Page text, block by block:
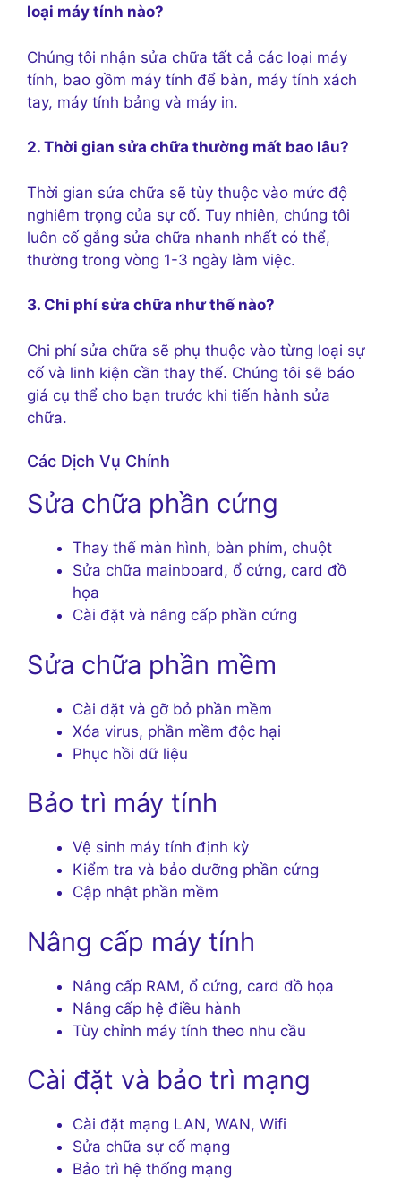
loại máy tính nào?
Chúng tôi nhận sửa chữa tất cả các loại máy
tính, bao gồm máy tính để bàn, máy tính xách
tay, máy tính bảng và máy in.
2. Thời gian sửa chữa thường mất bao lâu?
Thời gian sửa chữa sẽ tùy thuộc vào mức độ
nghiêm trọng của sự cố. Tuy nhiên, chúng tôi
luôn cố gắng sửa chữa nhanh nhất có thể,
thường trong vòng 1-3 ngày làm việc.
3. Chi phí sửa chữa như thế nào?
Chi phí sửa chữa sẽ phụ thuộc vào từng loại sự
cố và linh kiện cần thay thế. Chúng tôi sẽ báo
giá cụ thể cho bạn trước khi tiến hành sửa
chữa.
Các Dịch Vụ Chính
Sửa chữa phần cứng
Thay thế màn hình, bàn phím, chuột
Sửa chữa mainboard, ổ cứng, card đồ
họa
Cài đặt và nâng cấp phần cứng
Sửa chữa phần mềm
Cài đặt và gỡ bỏ phần mềm
Xóa virus, phần mềm độc hại
Phục hồi dữ liệu
Bảo trì máy tính
Vệ sinh máy tính định kỳ
Kiểm tra và bảo dưỡng phần cứng
Cập nhật phần mềm
Nâng cấp máy tính
Nâng cấp RAM, ổ cứng, card đồ họa
Nâng cấp hệ điều hành
Tùy chỉnh máy tính theo nhu cầu
Cài đặt và bảo trì mạng
Cài đặt mạng LAN, WAN, Wifi
Sửa chữa sự cố mạng
Bảo trì hệ thống mạng